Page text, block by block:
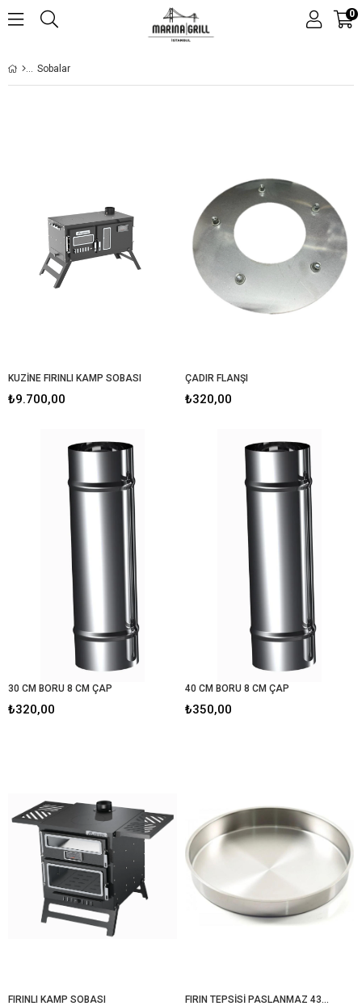
0
Sobalar
KUZİNE FIRINLI KAMP SOBASI
₺9.700,00
ÇADIR FLANŞI
₺320,00
30 CM BORU 8 CM ÇAP
₺320,00
40 CM BORU 8 CM ÇAP
₺350,00
FIRINLI KAMP SOBASI FIRIN TEPSİSİ PASLANMAZ 430 KALİTE KROM